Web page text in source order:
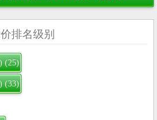
排名级别
(25)
(33)